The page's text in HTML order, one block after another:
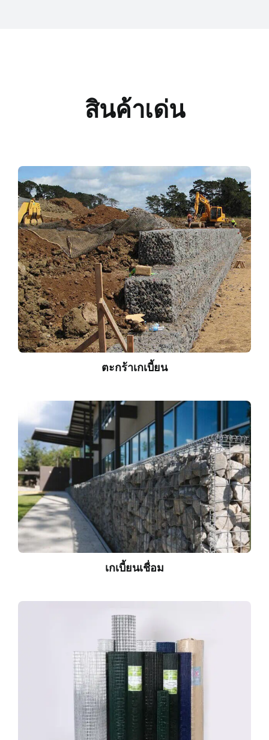
สินค้าเด่น
ตะกร้าเกเบี้ยน
เกเบี้ยนเชื่อม